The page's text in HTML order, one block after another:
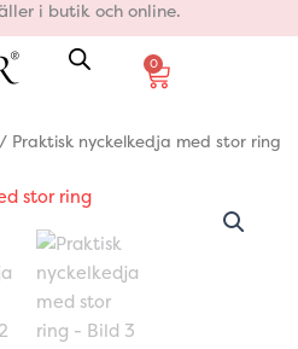
i butik och online.
0
Varukorg
/ Praktisk nyckelkedja med stor ring